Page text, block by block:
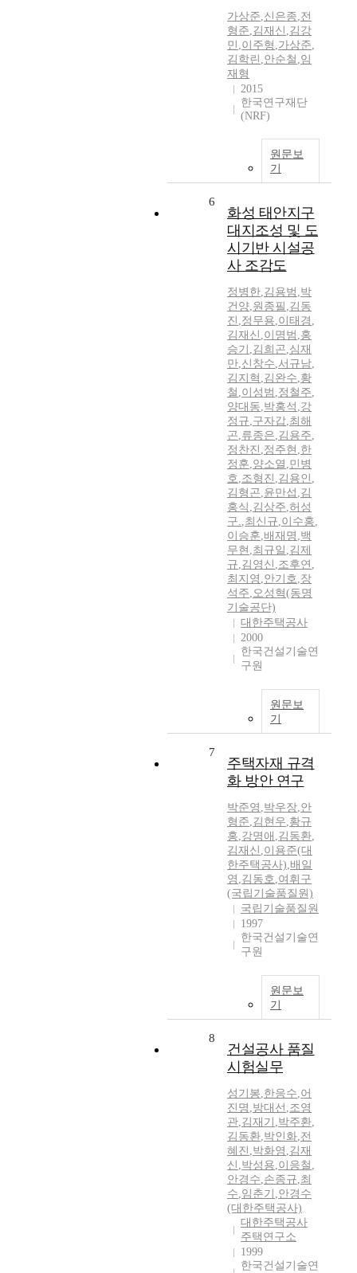
가상준,신은종,전
형준,김재신 ,김강
민 ,이주형 ,가상준,
김학린 ,안순철 ,임
재형
2015
한국연구재단
(NRF)
원문보
기
6
화성 태안지구
대지조성 및 도
시기반 시설공
사 조감도
정병한,김용범 ,박
건양,원종필 ,김동
진 ,정무용,이태경 ,
김재신 ,이명범 ,홍
승기 ,김희곤,심재
만,신창수,서규남,
김지혁 ,김완수,황
철 ,이성범 ,정철주,
양대동,박홍석 ,강
정규,구자갑,최해
곤,류종은,김용주,
정찬진 ,정주현 ,한
정훈,양소열 ,민병
호,조형진 ,김용인 ,
김형곤,윤만섭 ,김
홍식 ,김상주,허성
구.,최신규,이수홍,
이승훈,배재명 ,백
무현 ,최규일 ,김제
규,김영신 ,조후연 ,
최지영 ,안기호,장
석주,오성혁(동명
기술공단)
대한주택공사
2000
한국건설기술연
구원
원문보
기
7
주택자재 규격
화 방안 연구
박준영 ,박우장,안
형준,김현우,황규
홍,강명애 ,김동환,
김재신 ,이용준(대
한주택공사),배일
영 ,김동호,여휘구
(국립기술품질원)
국립기술품질원
1997
한국건설기술연
구원
원문보
기
8
건설공사 품질
시험실무
성기봉,한응수,어
진명 ,방대선 ,조영
관,김재기 ,박주환,
김동환,박인화,전
혜진 ,박화영 ,김재
신 ,박성용,이응철 ,
안경수,손종규,최
수,임춘기 ,안경수
(대한주택공사)
대한주택공사
주택연구소
1999
한국건설기술연